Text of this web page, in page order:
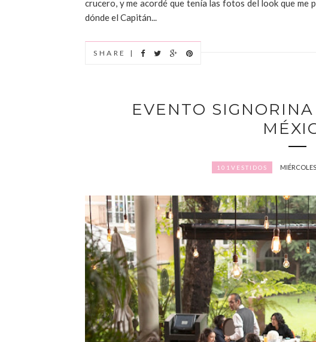
crucero, y me acordé que tenía las fotos del look que me
dónde el Capitán...
SHARE |
EVENTO
101VESTIDOS